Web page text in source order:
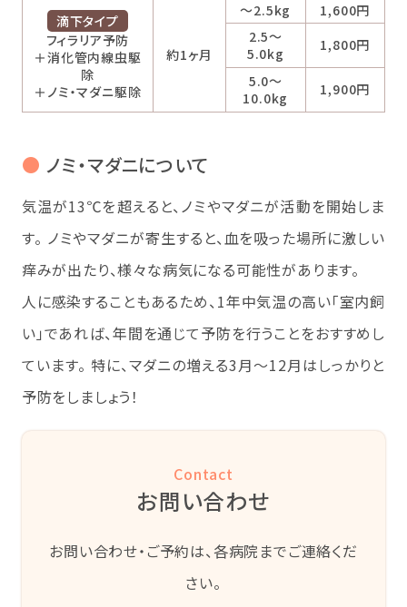
滴下タイプ
フィラリア予防
＋消化管内線虫駆
除
＋ノミ・マダニ駆除
約1ヶ月
～2.5kg
1,600円
2.5～
5.0kg
1,800円
5.0～
10.0kg
1,900円
● ノミ・マダニについて
気温が13℃を超えると、ノミやマダニが活動を開始しま
す。 ノミやマダニが寄生すると、血を吸った場所に激しい
痒みが出たり、様々な病気になる可能性があります。
人に感染することもあるため、1年中気温の高い「室内飼
い」であれば、年間を通じて予防を行うことをおすすめし
ています。 特に、マダニの増える3月～12月はしっかりと
予防をしましょう！
Contact
お問い合わせ
お問い合わせ・ご予約は、各病院までご連絡くだ
さい。